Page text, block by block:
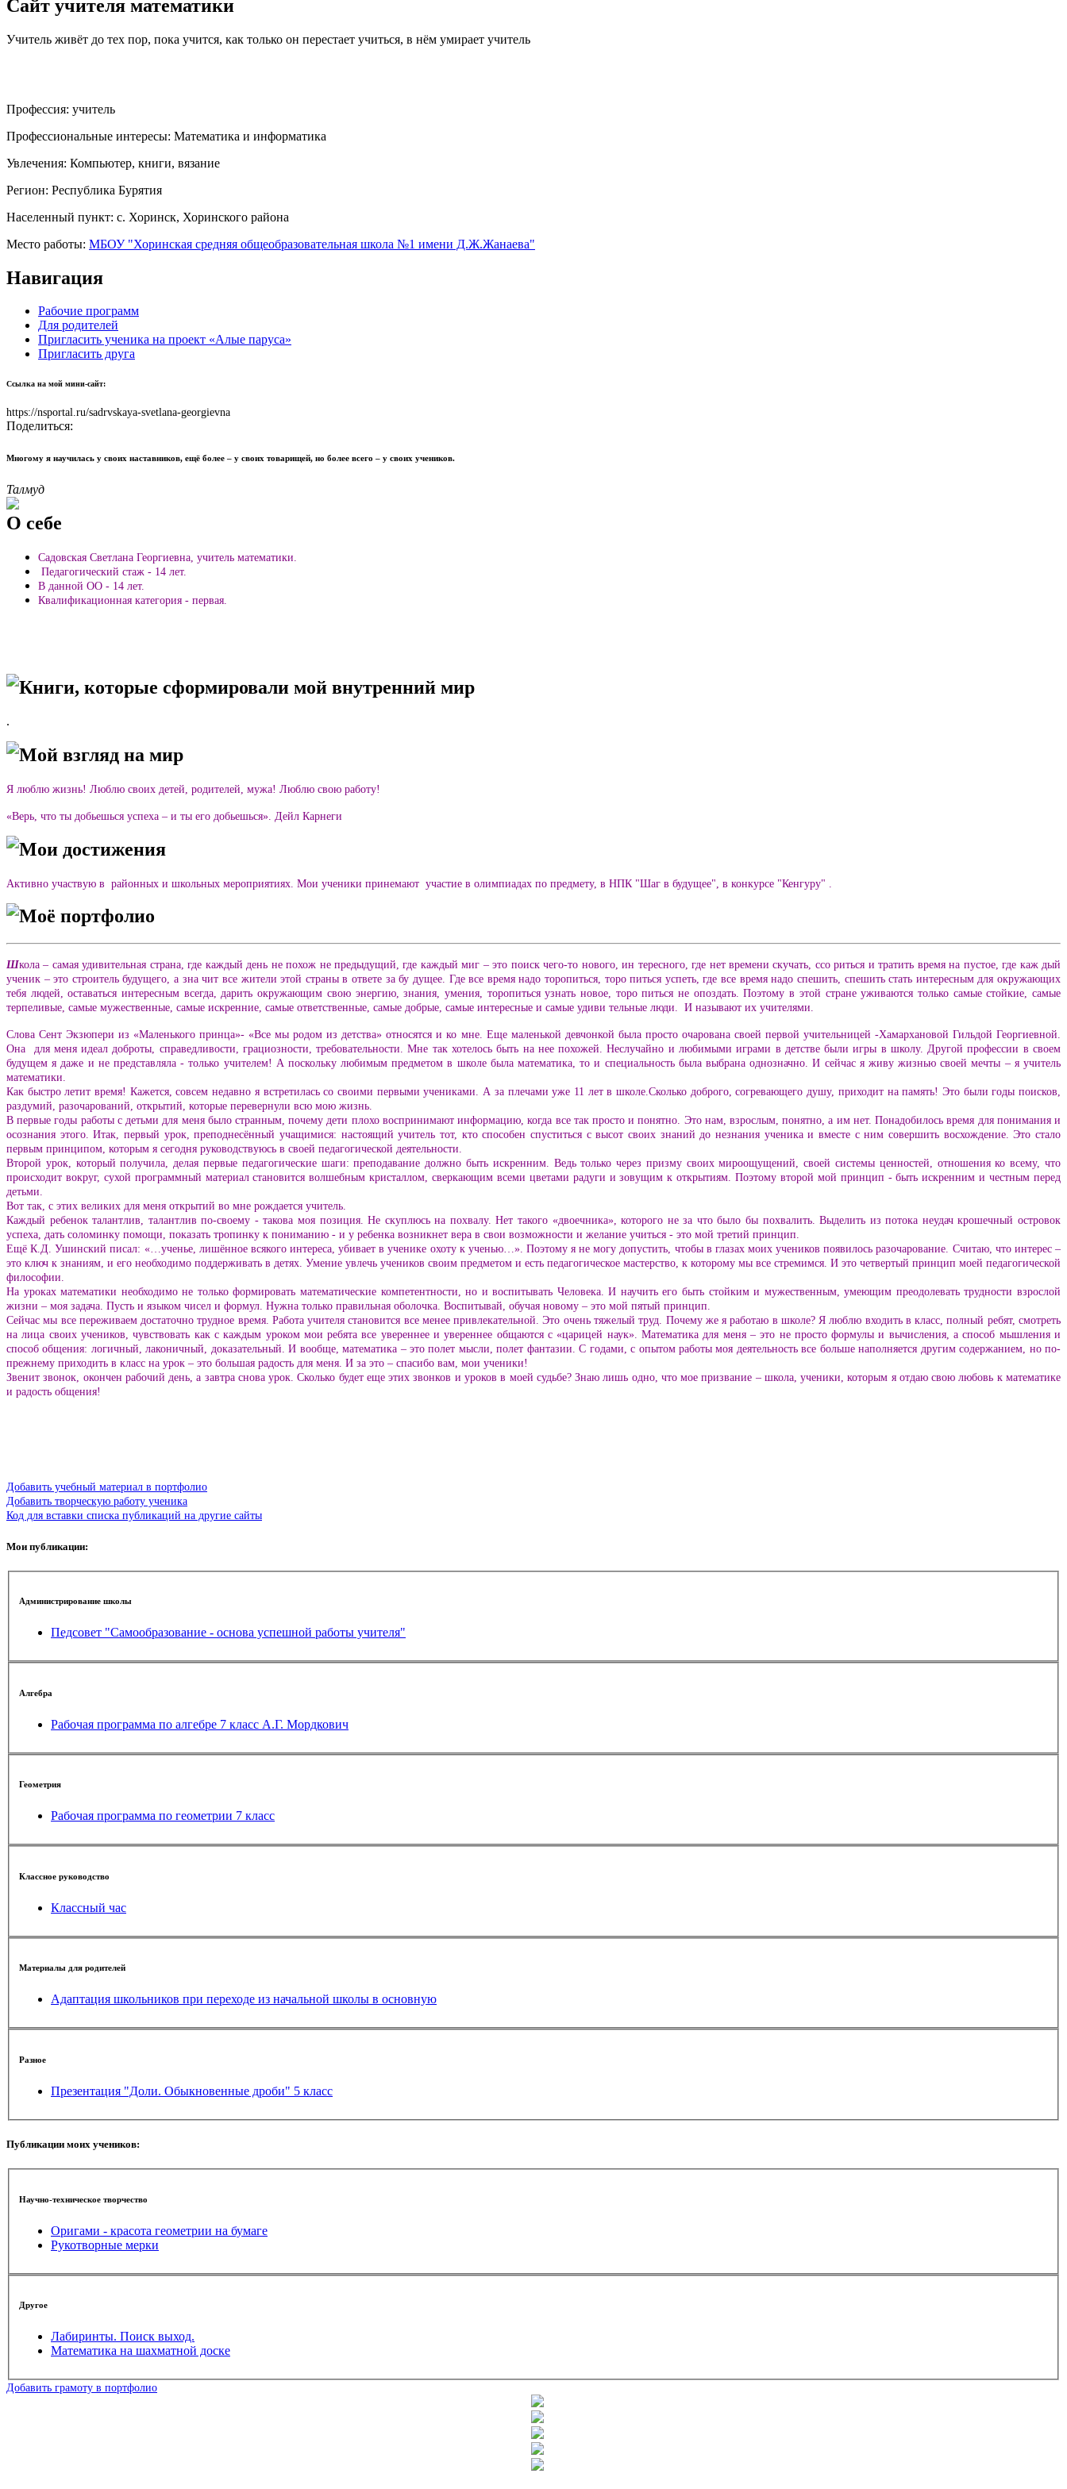
Сайт учителя математики
Учитель живёт до тех пор, пока учится, как только он перестает учиться, в нём умирает учитель
Профессия: учитель
Профессиональные интересы: Математика и информатика
Увлечения: Компьютер, книги, вязание
Регион: Республика Бурятия
Населенный пункт: с. Хоринск, Хоринского района
Место работы: МБОУ "Хоринская средняя общеобразовательная школа №1 имени Д.Ж.Жанаева"
Навигация
Рабочие программ
Для родителей
Пригласить ученика на проект «Алые паруса»
Пригласить друга
Ссылка на мой мини-сайт:
https://nsportal.ru/sadrvskaya-svetlana-georgievna
Поделиться:
Многому я научилась у своих наставников, ещё более – у своих товарищей, но более всего – у своих учеников.
Талмуд
О себе
Садовская Светлана Георгиевна, учитель математики.
Педагогический стаж - 14 лет.
В данной ОО - 14 лет.
Квалификационная категория - первая.
Книги, которые сформировали мой внутренний мир
.
Мой взгляд на мир
Я люблю жизнь! Люблю своих детей, родителей, мужа! Люблю свою работу!
«Верь, что ты добьешься успеха – и ты его добьешься». Дейл Карнеги
Мои достижения
Активно участвую в районных и школьных мероприятиях. Мои ученики принемают участие в олимпиадах по предмету, в НПК "Шаг в будущее", в конкурсе "Кенгуру" .
Моё портфолио
Школа – самая удивительная страна, где каждый день не похож не предыдущий, где каждый миг – это поиск чего-то нового, ин тересного, где нет времени скучать, ссо риться и тратить время на пустое, где каж дый
ученик – это строитель будущего, а зна чит все жители этой страны в ответе за бу дущее. Где все время надо торопиться, торо питься успеть, где все время надо спешить, спешить стать интересным для окружающих
тебя людей, оставаться интересным всегда, дарить окружающим свою энергию, знания, умения, торопиться узнать новое, торо питься не опоздать. Поэтому в этой стране уживаются только самые стойкие, самые
терпеливые, самые мужественные, самые искренние, самые ответственные, самые добрые, самые интересные и самые удиви тельные люди. И называют их учителями.
Слова Сент Экзюпери из «Маленького принца»- «Все мы родом из детства» относятся и ко мне. Еще маленькой девчонкой была просто очарована своей первой учительницей -Хамархановой Гильдой Георгиевной.
Она для меня идеал доброты, справедливости, грациозности, требовательности. Мне так хотелось быть на нее похожей. Неслучайно и любимыми играми в детстве были игры в школу. Другой профессии в своем
будущем я даже и не представляла - только учителем! А поскольку любимым предметом в школе была математика, то и специальность была выбрана однозначно. И сейчас я живу жизнью своей мечты – я учитель
математики.
Как быстро летит время! Кажется, совсем недавно я встретилась со своими первыми учениками. А за плечами уже 11 лет в школе.Сколько доброго, согревающего душу, приходит на память! Это были годы поисков,
раздумий, разочарований, открытий, которые перевернули всю мою жизнь.
В первые годы работы с детьми для меня было странным, почему дети плохо воспринимают информацию, когда все так просто и понятно. Это нам, взрослым, понятно, а им нет. Понадобилось время для понимания и
осознания этого. Итак, первый урок, преподнесённый учащимися: настоящий учитель тот, кто способен спуститься с высот своих знаний до незнания ученика и вместе с ним совершить восхождение. Это стало
первым принципом, которым я сегодня руководствуюсь в своей педагогической деятельности.
Второй урок, который получила, делая первые педагогические шаги: преподавание должно быть искренним. Ведь только через призму своих мироощущений, своей системы ценностей, отношения ко всему, что
происходит вокруг, сухой программный материал становится волшебным кристаллом, сверкающим всеми цветами радуги и зовущим к открытиям. Поэтому второй мой принцип - быть искренним и честным перед
детьми.
Вот так, с этих великих для меня открытий во мне рождается учитель.
Каждый ребенок талантлив, талантлив по-своему - такова моя позиция. Не скуплюсь на похвалу. Нет такого «двоечника», которого не за что было бы похвалить. Выделить из потока неудач крошечный островок
успеха, дать соломинку помощи, показать тропинку к пониманию - и у ребенка возникнет вера в свои возможности и желание учиться - это мой третий принцип.
Ещё К.Д. Ушинский писал: «…ученье, лишённое всякого интереса, убивает в ученике охоту к ученью…». Поэтому я не могу допустить, чтобы в глазах моих учеников появилось разочарование. Считаю, что интерес –
это ключ к знаниям, и его необходимо поддерживать в детях. Умение увлечь учеников своим предметом и есть педагогическое мастерство, к которому мы все стремимся. И это четвертый принцип моей педагогической
философии.
На уроках математики необходимо не только формировать математические компетентности, но и воспитывать Человека. И научить его быть стойким и мужественным, умеющим преодолевать трудности взрослой
жизни – моя задача. Пусть и языком чисел и формул. Нужна только правильная оболочка. Воспитывай, обучая новому – это мой пятый принцип.
Сейчас мы все переживаем достаточно трудное время. Работа учителя становится все менее привлекательной. Это очень тяжелый труд. Почему же я работаю в школе? Я люблю входить в класс, полный ребят, смотреть
на лица своих учеников, чувствовать как с каждым уроком мои ребята все увереннее и увереннее общаются с «царицей наук». Математика для меня – это не просто формулы и вычисления, а способ мышления и
способ общения: логичный, лаконичный, доказательный. И вообще, математика – это полет мысли, полет фантазии. С годами, с опытом работы моя деятельность все больше наполняется другим содержанием, но по-
прежнему приходить в класс на урок – это большая радость для меня. И за это – спасибо вам, мои ученики!
Звенит звонок, окончен рабочий день, а завтра снова урок. Сколько будет еще этих звонков и уроков в моей судьбе? Знаю лишь одно, что мое призвание – школа, ученики, которым я отдаю свою любовь к математике
и радость общения!
Добавить учебный материал в портфолио
Добавить творческую работу ученика
Код для вставки списка публикаций на другие сайты
Мои публикации:
Администрирование школы
Педсовет "Самообразование - основа успешной работы учителя"
Алгебра
Рабочая программа по алгебре 7 класс А.Г. Мордкович
Геометрия
Рабочая программа по геометрии 7 класс
Классное руководство
Классный час
Материалы для родителей
Адаптация школьников при переходе из начальной школы в основную
Разное
Презентация "Доли. Обыкновенные дроби" 5 класс
Публикации моих учеников:
Научно-техническое творчество
Оригами - красота геометрии на бумаге
Рукотворные мерки
Другое
Лабиринты. Поиск выход.
Математика на шахматной доске
Добавить грамоту в портфолио